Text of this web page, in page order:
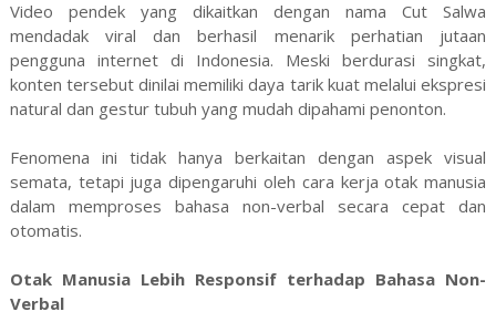
Video pendek yang dikaitkan dengan nama Cut Salwa
mendadak viral dan berhasil menarik perhatian jutaan
pengguna internet di Indonesia. Meski berdurasi singkat,
konten tersebut dinilai memiliki daya tarik kuat melalui ekspresi
natural dan gestur tubuh yang mudah dipahami penonton.
Fenomena ini tidak hanya berkaitan dengan aspek visual
semata, tetapi juga dipengaruhi oleh cara kerja otak manusia
dalam memproses bahasa non-verbal secara cepat dan
otomatis.
Otak Manusia Lebih Responsif terhadap Bahasa Non-
Verbal